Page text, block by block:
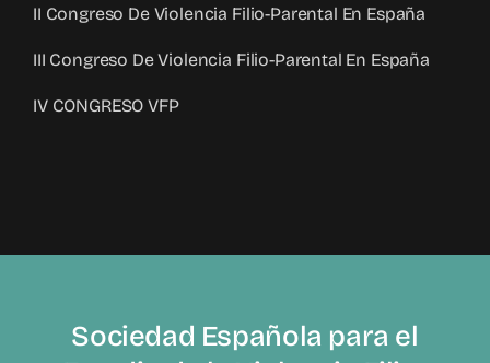
II Congreso De Violencia Filio-Parental En España
III Congreso De Violencia Filio-Parental En España
IV CONGRESO VFP
Sociedad Española para el